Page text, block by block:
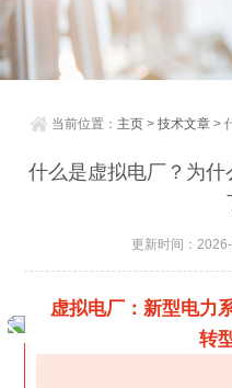
当前位置： 主页 >技术文章 >
一文带您了解
什么是虚拟电厂？为
更新时间：
虚拟电厂：新型电力
转